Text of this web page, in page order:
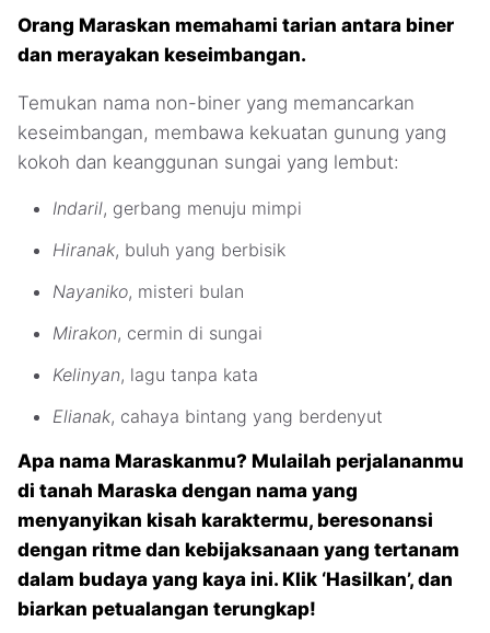
Orang Maraskan memahami tarian antara biner
dan merayakan keseimbangan.
Temukan nama non-biner yang memancarkan
keseimbangan, membawa kekuatan gunung yang
kokoh dan keanggunan sungai yang lembut:
Indaril, gerbang menuju mimpi
Hiranak, buluh yang berbisik
Nayaniko, misteri bulan
Mirakon, cermin di sungai
Kelinyan, lagu tanpa kata
Elianak, cahaya bintang yang berdenyut
Apa nama Maraskanmu? Mulailah perjalananmu
di tanah Maraska dengan nama yang
menyanyikan kisah karaktermu, beresonansi
dengan ritme dan kebijaksanaan yang tertanam
dalam budaya yang kaya ini. Klik ‘Hasilkan’, dan
biarkan petualangan terungkap!